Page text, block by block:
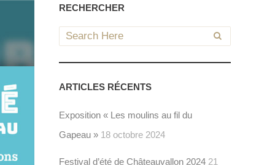
RECHERCHER
ARTICLES RÉCENTS
Exposition « Les moulins au fil du
Gapeau » 18 octobre 2024
Festival d’été de Châteauvallon 2024 21